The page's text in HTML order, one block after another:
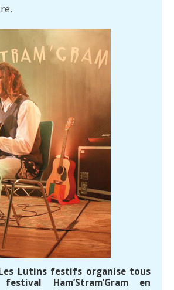
Les Lutins festifs organise tous
Ham’Stram’Gram en